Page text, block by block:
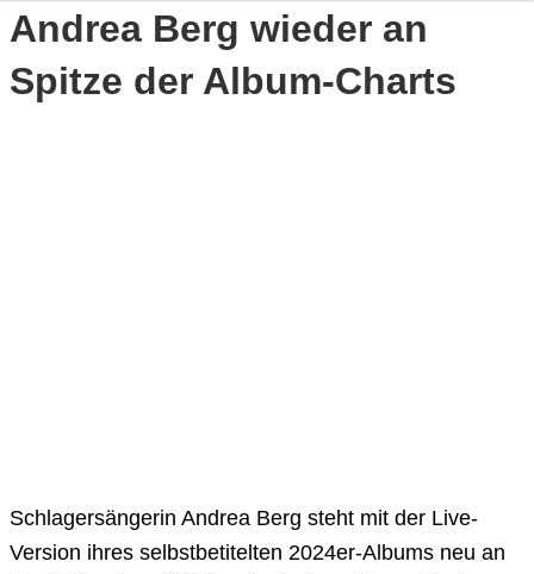
Andrea Berg wieder an
Spitze der Album-Charts
Schlagersängerin Andrea Berg steht mit der Live-
Version ihres selbstbetitelten 2024er-Albums neu an